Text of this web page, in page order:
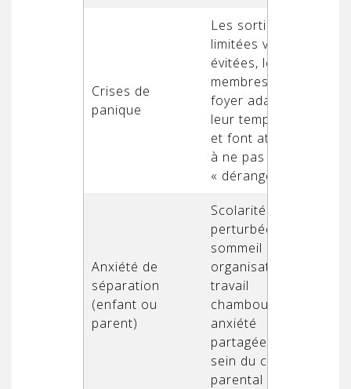
Crises de
panique
Les sorties sont
limitées voire
évitées, les
membres du
foyer adaptent
leur temps libre
et font attention
à ne pas
« déranger »
Anxiété de
séparation
(enfant ou
parent)
Scolarité
perturbée,
sommeil difficile,
organisation du
travail
chamboulée,
anxiété
partagée au
sein du couple
parental